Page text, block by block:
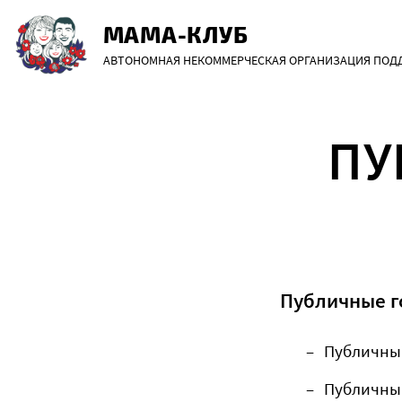
Перейти
содержанию
МАМА-КЛУБ
АВТОНОМНАЯ НЕКОММЕРЧЕСКАЯ ОРГАНИЗАЦИЯ
Публичные